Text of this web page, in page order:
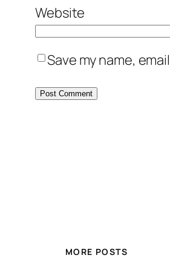
Website
Save my name,
MORE POSTS